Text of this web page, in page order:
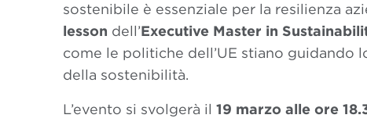
sostenibile è essenziale per la resilienza
lesson dell’Executive Master in
come le politiche dell’UE stiano guidando
della sostenibilità.
L’evento si svolgerà il 19 marzo alle ore